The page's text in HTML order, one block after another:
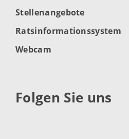
Stellenangebote
Ratsinformationssystem
Webcam
Folgen Sie uns